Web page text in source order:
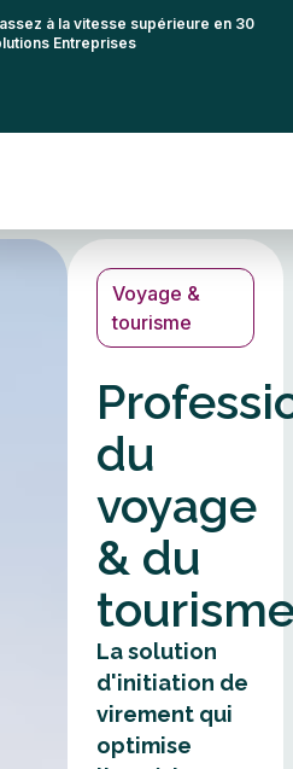
à la vitesse supérieure en 30
Entreprises
Voyage &
tourisme
du
voyage
& du
La solution
d'initiation de
virement qui
optimise